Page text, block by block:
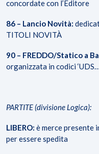
concordate con l’Editore
86 – Lancio Novità:
TITOLI NOVITÀ
90 – FREDDO/Statico a
organizzata in codici
PARTITE (divisione Logica):
LIBERO: è merce presente
per essere spedita